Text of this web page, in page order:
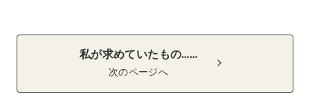
私が求めていたもの……
次のページへ